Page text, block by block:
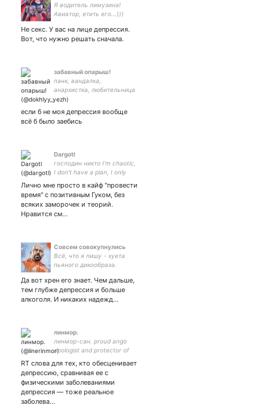
Я водитель лимузина!
Авиатор, етить его...)))
Не секс. У вас на лице депрессия.
Вот, что нужно решать сначала.
забавный опарыш!
панк, вандалка,
анархистка, любительница
гендерных свобод, 20%
и красноречивая
искусительница арт
если б не моя депрессия вообще
всё б было заебись
Dargotl
господин никто I'm chaotic,
I don't have a plan, I only
Лично мне просто в кайф "провести
время" с позитивным Гуком, без
всяких заморочек и теорий.
Нравится см…
Совсем совокупнулись
Всë, что я пишу - хуета
пьяного дикообраза.
только на свой страх и
риск.
Да вот хрен его знает. Чем дальше,
тем глубже депрессия и больше
алкоголя. И никаких надежд...
линмор.
линмор-сан. proud ango
apologist and protector of
RT слова для тех, кто обесценивает
депрессию, сравнивая ее с
физическими заболеваниями
депрессия — тоже реальное
заболева…